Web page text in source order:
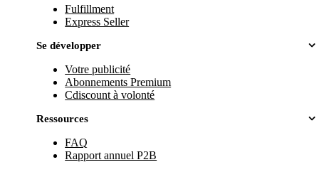
Fulfillment
Express Seller
Se développer
Votre publicité
Abonnements Premium
Cdiscount à volonté
Ressources
FAQ
Rapport annuel P2B